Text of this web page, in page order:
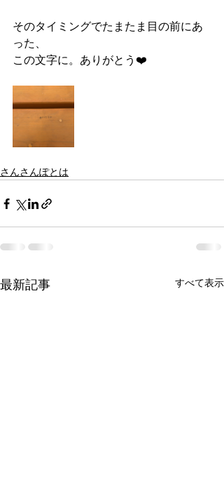
そのタイミングでたまたま目の前にあ
った、
この文字に。ありがとう❤️
さんさんぽとは
最新記事 すべて表示